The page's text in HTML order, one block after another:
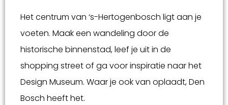
Het centrum van ‘s-Hertogenbosch ligt aan je
voeten. Maak een wandeling door de
historische binnenstad, leef je uit in de
shopping street of ga voor inspiratie naar het
Design Museum. Waar je ook van oplaadt, Den
Bosch heeft het.